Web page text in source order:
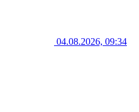
04.08.2026, 09:34